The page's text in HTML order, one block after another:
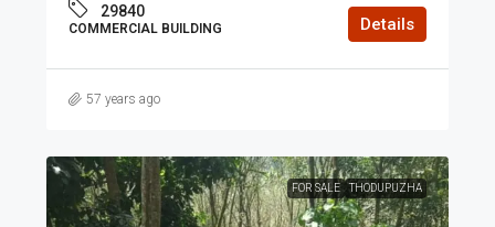
29840
COMMERCIAL BUILDING Details
57 years ago
FOR SALE THODUPUZHA